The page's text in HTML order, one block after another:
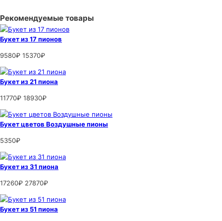
Рекомендуемые товары
Букет из 17 пионов
9580₽ 15370₽
Букет из 21 пиона
11770₽ 18930₽
Букет цветов Воздушные пионы
5350₽
Букет из 31 пиона
17260₽ 27870₽
Букет из 51 пиона